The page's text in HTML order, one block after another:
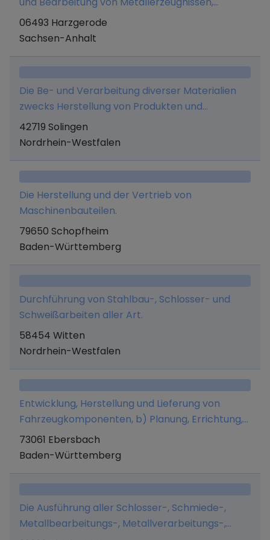
Übernahme und Vermittlung von
Werkaufträgen, Vermittlung von in- und
06493 Harzgerode
Sachsen-Anhalt
Die Be- und Verarbeitung diverser Materialien
zwecks Herstellung von Produkten und
Teilprodukten, Stanz- und Umformtechnik und
mechanische Bearbeitung,
Bereich Entwicklung, Konstruktion und
Werkzeugbau, Kommissionier- und
Verpackungstätigkeiten, sowie der Vertrieb und
Handel der vorgenannten Dienstleistungen und
Produkte sowie Beratungsleistungen auf den
vorstehenden Tätigkeitsgebieten.
42719 Solingen
Nordrhein-Westfalen
Die Herstellung und der Vertrieb von
Maschinenbauteilen.
79650 Schopfheim
Baden-Württemberg
Durchführung von Stahlbau-, Schlosser- und
Schweißarbeiten aller Art.
58454 Witten
Nordrhein-Westfalen
Entwicklung, Herstellung und Lieferung von
Fahrzeugkomponenten, b) Planung, Errichtung,
Wartung, Überholung, Reparatur, Ergänzung,
Modernisierung sowie De- und Remontage
von Anlagen, die der Fertigung von Gütern
dienen, d) Neben- und Hilfsleistungen an
73061 Ebersbach
Baden-Württemberg
Die Ausführung aller Schlosser-, Schmiede-,
Metallbearbeitungs-, Metallverarbeitungs-,